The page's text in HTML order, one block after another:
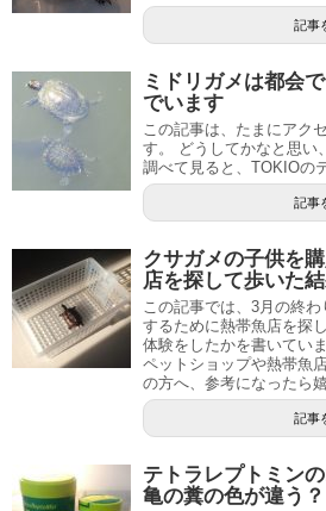
記事
ミドリガメは都会
でいます
この記事は、たまにアク
す。 どうしてかなと思い
調べて見ると、TOKIOの
記事
クサガメの子供を
店を探して歩いた
この記事では、3月の終
するために熱帯魚店を探
体験をしたかを書いてい
ペットショップや熱帯魚
の方へ、参考になったら
記事
テトラレプトミン
亀の糞の色が違う？